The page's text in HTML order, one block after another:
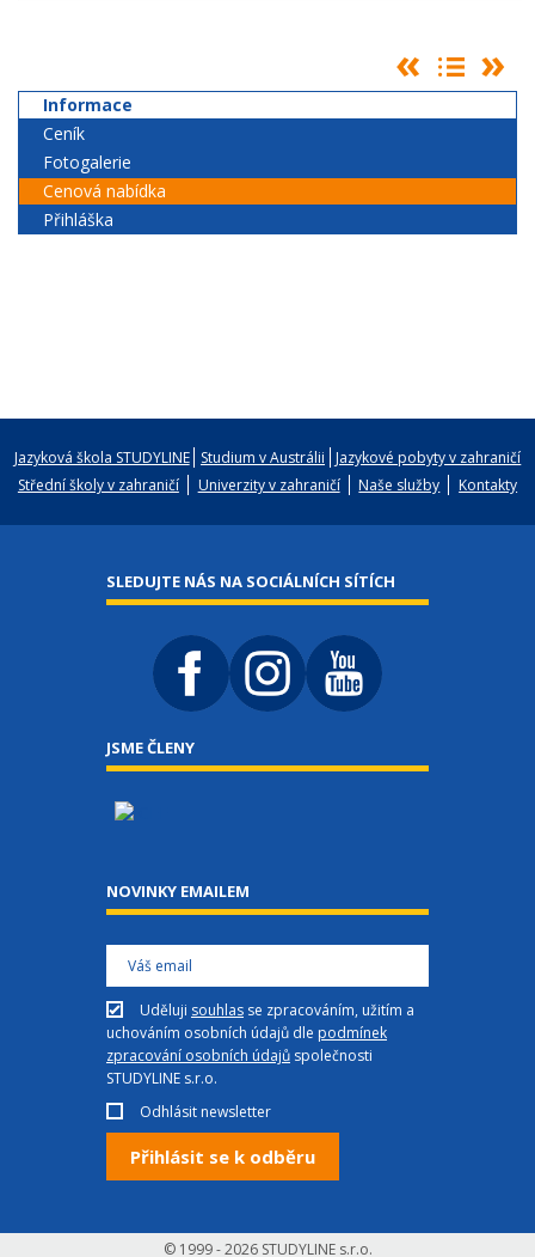
Informace
Ceník
Fotogalerie
Cenová nabídka
Přihláška
Jazyková škola STUDYLINE Studium v Austrálii
Jazykové pobyty v zahraničí
Střední školy v zahraničí
Univerzity v zahraničí Naše služby Kontakty
SLEDUJTE NÁS NA SOCIÁLNÍCH SÍTÍCH
JSME ČLENY
NOVINKY EMAILEM
Uděluji souhlas se zpracováním, užitím a
uchováním osobních údajů dle podmínek
zpracování osobních údajů společnosti
STUDYLINE s.r.o.
Odhlásit newsletter
© 1999 - 2026 STUDYLINE s.r.o.